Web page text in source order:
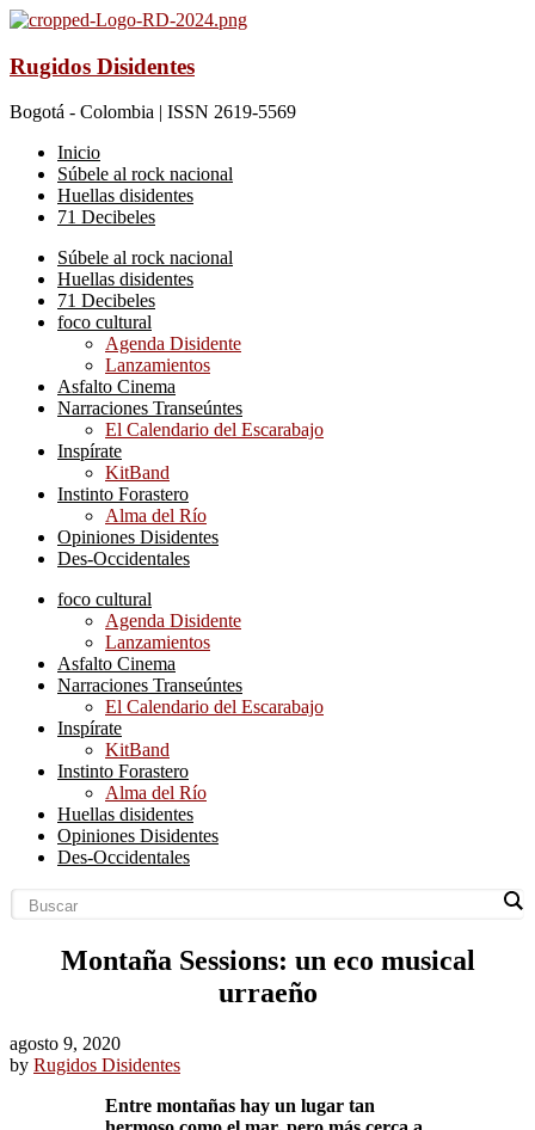
Rugidos Disidentes
Bogotá - Colombia | ISSN 2619-5569
Inicio
Súbele al rock nacional
Huellas disidentes
71 Decibeles
Súbele al rock nacional
Huellas disidentes
71 Decibeles
foco cultural
Agenda Disidente
Lanzamientos
Asfalto Cinema
Narraciones Transeúntes
El Calendario del Escarabajo
Inspírate
KitBand
Instinto Forastero
Alma del Río
Opiniones Disidentes
Des-Occidentales
foco cultural
Agenda Disidente
Lanzamientos
Asfalto Cinema
Narraciones Transeúntes
El Calendario del Escarabajo
Inspírate
KitBand
Instinto Forastero
Alma del Río
Huellas disidentes
Opiniones Disidentes
Des-Occidentales
Montaña Sessions: un eco musical
urraeño
agosto 9, 2020
by Rugidos Disidentes
Entre montañas hay un lugar tan